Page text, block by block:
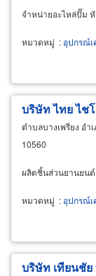
จำหน่ายอะไหล่ปั๊ม
หมวดหมู่ : อุปกรณ์เ
บริษัท ไทย ไช
ตำบลบางเพรียง อำ
10560
ผลิตชิ้นส่วนยานยนต์
หมวดหมู่ : อุปกรณ์เ
บริษัท เทียนชั